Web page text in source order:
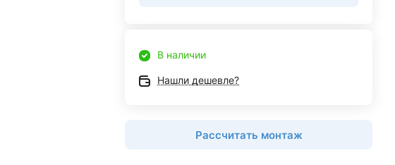
В наличии
Нашли дешевле?
Рассчитать монтаж